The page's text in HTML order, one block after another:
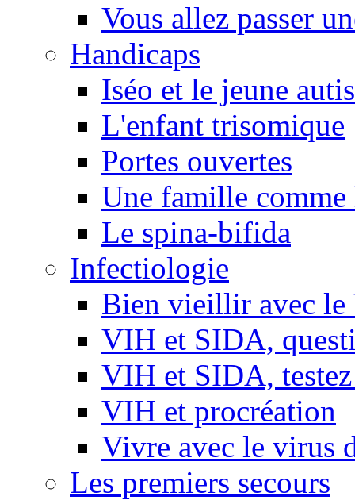
Vous allez passer
Handicaps
Iséo et le jeune
L'enfant trisomique
Portes ouvertes
Une famille comme
Le spina-bifida
Infectiologie
Bien vieillir avec
VIH et SIDA,
VIH et SIDA, testez
VIH et procréation
Vivre avec le virus
Les premiers secours